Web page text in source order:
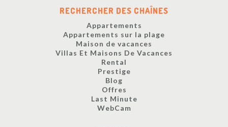
RECHERCHER DES CHAÎNES
Appartements
Appartements sur la plage
Maison de vacances
Villas Et Maisons De Vacances
Rental
Prestige
Blog
Offres
Last Minute
WebCam